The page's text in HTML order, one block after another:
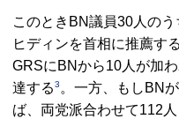
このとき BN議員30人の
ヒディンを首相に推薦す
GRSに BNから10人が加
達する3 。一方、もし BN
ば、両党派合わせて112